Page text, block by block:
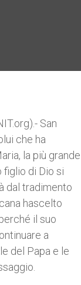
San
che ha
la più grande
figlio di Dio si
dal tradimento
hascelto
il suo
a
del Papa e le